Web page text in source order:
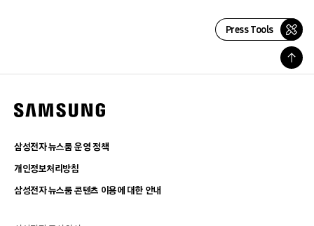
Press Tools
삼성전자 뉴스룸 운영 정책
개인정보처리방침
삼성전자 뉴스룸 콘텐츠 이용에 대한 안내